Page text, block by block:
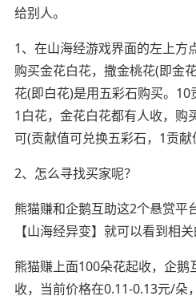
给别人。
1、在山海经游戏界面的左上方
购买金花白花，撒金桃花(即金
花(即白花)是用五彩石购买。
1白花，金花白花都有人收，购
可(贡献值可兑换五彩石，1贡献
2、怎么寻找买家呢？
熊猫赚和企鹅互助这2个悬赏平
【山海经异变】就可以看到相关
熊猫赚上面100朵花起收，企鹅
收，当前价格在0.11-0.13元/朵